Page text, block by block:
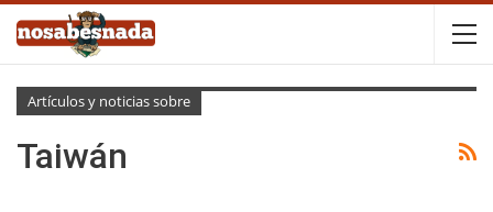
Artículos y noticias sobre
Taiwán